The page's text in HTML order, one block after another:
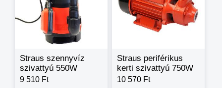
Straus szennyvíz
szivattyú 550W
8500l/h
9 510 Ft
Straus periférikus
kerti szivattyú 750W
10 570 Ft